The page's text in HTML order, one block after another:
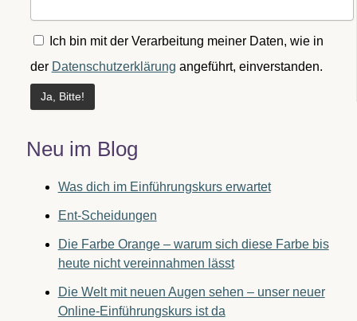
Ich bin mit der Verarbeitung meiner Daten, wie in
der Datenschutzerklärung angeführt, einverstanden.
Neu im Blog
Was dich im Einführungskurs erwartet
Ent-Scheidungen
Die Farbe Orange – warum sich diese Farbe bis
heute nicht vereinnahmen lässt
Die Welt mit neuen Augen sehen – unser neuer
Online-Einführungskurs ist da